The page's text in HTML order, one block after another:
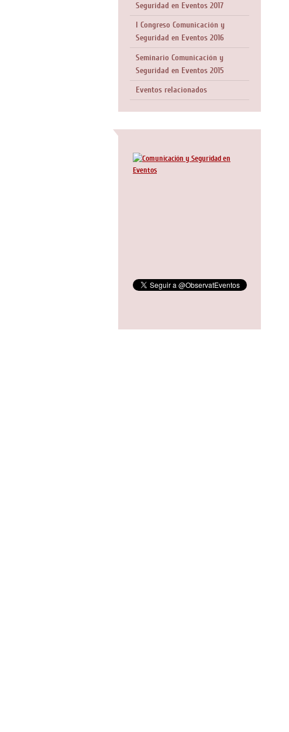
Seguridad en Eventos 2017
I Congreso Comunicación y
Seguridad en Eventos 2016
Seminario Comunicación y
Seguridad en Eventos 2015
Eventos relacionados